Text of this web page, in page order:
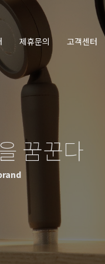
제휴문의 고객센터
꿈꾼다